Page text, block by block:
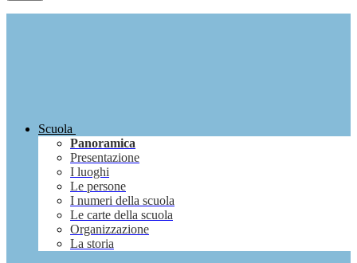
Scuola
Panoramica
Presentazione
I luoghi
Le persone
I numeri della scuola
Le carte della scuola
Organizzazione
La storia